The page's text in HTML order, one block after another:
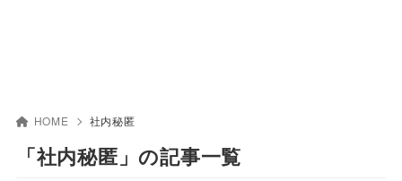
HOME 社内秘匿
「社内秘匿」の記事一覧